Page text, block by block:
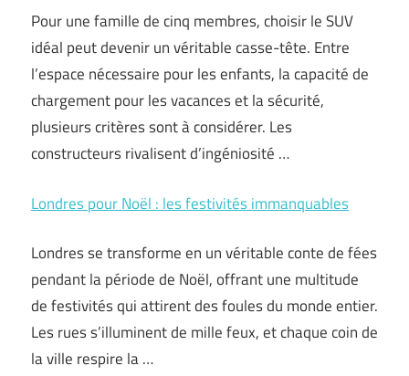
Pour une famille de cinq membres, choisir le SUV
idéal peut devenir un véritable casse-tête. Entre
l’espace nécessaire pour les enfants, la capacité de
chargement pour les vacances et la sécurité,
plusieurs critères sont à considérer. Les
constructeurs rivalisent d’ingéniosité …
Londres pour Noël : les festivités immanquables
Londres se transforme en un véritable conte de fées
pendant la période de Noël, offrant une multitude
de festivités qui attirent des foules du monde entier.
Les rues s’illuminent de mille feux, et chaque coin de
la ville respire la …